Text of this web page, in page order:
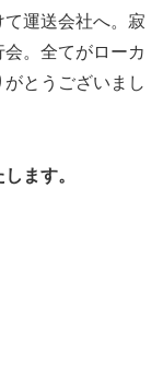
運送会社へ。寂
。全てがローカ
とうございまし
ます。